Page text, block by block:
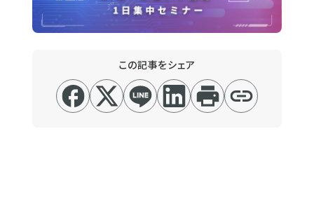
この記事をシェア